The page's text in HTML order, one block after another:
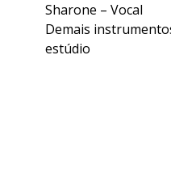
Sharone – Vocal
Demais
estúdio